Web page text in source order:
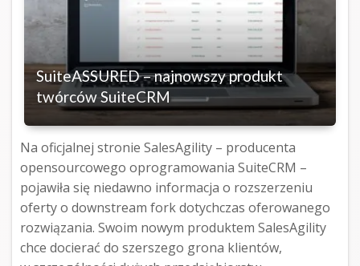
SuiteASSURED – najnowszy produkt
twórców SuiteCRM
Na oficjalnej stronie SalesAgility – producenta
opensourcowego oprogramowania SuiteCRM –
pojawiła się niedawno informacja o rozszerzeniu
oferty o downstream fork dotychczas oferowanego
rozwiązania. Swoim nowym produktem SalesAgility
chce docierać do szerszego grona klientów,